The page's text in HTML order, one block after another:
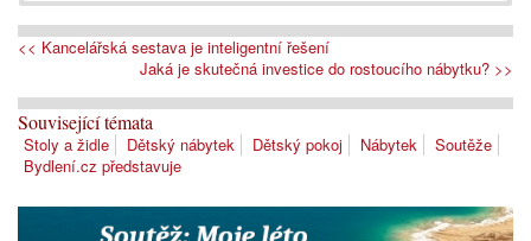
<< Kancelářská sestava je inteligentní řešení
Jaká je skutečná investice do rostoucího nábytku? >>
Související témata
Stoly a židle Dětský nábytek Dětský pokoj Nábytek
Soutěže
Bydlení.cz představuje